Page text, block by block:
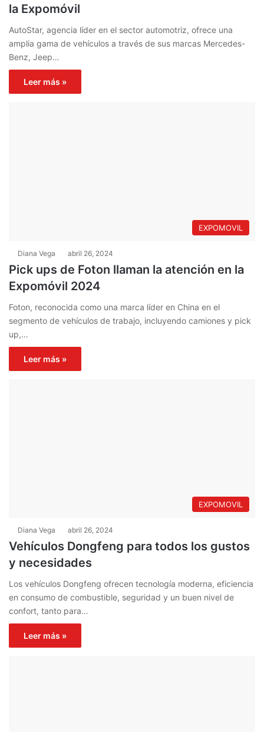
la Expomóvil
AutoStar, agencia líder en el sector automotriz, ofrece una
amplia gama de vehículos a través de sus marcas Mercedes-
Benz, Jeep…
Leer más »
EXPOMOVIL
Diana Vega abril 26, 2024
Pick ups de Foton llaman la atención en la
Expomóvil 2024
Foton, reconocida como una marca líder en China en el
segmento de vehículos de trabajo, incluyendo camiones y pick
up,…
Leer más »
EXPOMOVIL
Diana Vega abril 26, 2024
Vehículos Dongfeng para todos los gustos
y necesidades
Los vehículos Dongfeng ofrecen tecnología moderna, eficiencia
en consumo de combustible, seguridad y un buen nivel de
confort, tanto para…
Leer más »